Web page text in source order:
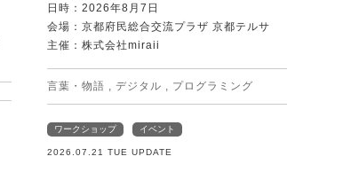
日時：2026年8月7日
会場：京都府民総合交流プラザ 京都テルサ
主催：株式会社miraii
言葉・物語 , デジタル , プログラミング
ワークショップ イベント
2026.07.21 TUE UPDATE